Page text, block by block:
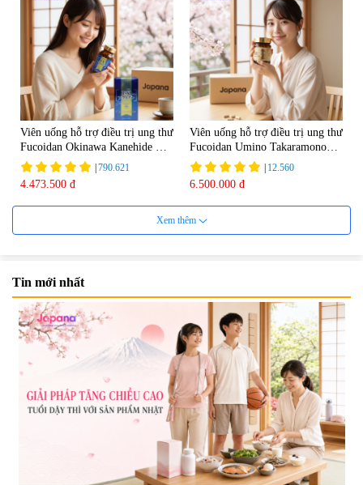
Viên uống hỗ trợ điều trị ung thư
Fucoidan Okinawa Kanehide Bio
EX 323mg - 150 viên
|790.621
4.473.500 đ
Viên uống hỗ trợ điều trị ung thư
Fucoidan Umino Takaramono
130 viên - Date 04/2027
| 12.560
6.500.000 đ
Viên uống hỗ trợ điều trị ung thư
Nano Fucoidan Premium Yo
Group 130 viên - Date 03/2027
121.329
8.500.000 đ
Bột uống nâng cao sức khỏe,
tăng sức đề kháng Nano
Fucoidan Extract Granule
(2gx30 gói)
| 2.047
4.300.000 đ
Xem thêm
Tin mới nhất